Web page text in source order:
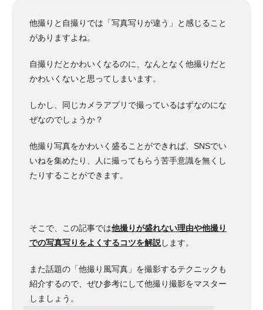
他撮りと自撮りでは「写真写りが違う」と感じること
がありますよね。
自撮りだとかわいくなるのに、なんとなく他撮りだと
かわいくないと思ってしまいます。
しかし、同じカメラアプリで撮っているはずなのにな
ぜなのでしょうか？
他撮り写真をかわいく盛ることができれば、SNSでい
いねを集めたり、人に撮ってもらう苦手意識を無くし
たりすることができます。
そこで、この記事では他撮りが盛れない理由や他撮り
での写真写りをよくするコツを解説します。
また話題の「他撮り風写真」を撮影するテクニックも
紹介するので、ぜひ参考にして他撮り撮影をマスター
しましょう。